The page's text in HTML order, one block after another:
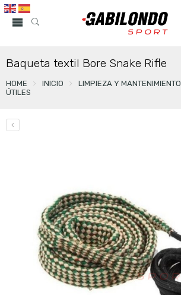
Baqueta textil Bore Snake Rifle
HOME INICIO LIMPIEZA Y MANTENIMIENTO
ÚTILES